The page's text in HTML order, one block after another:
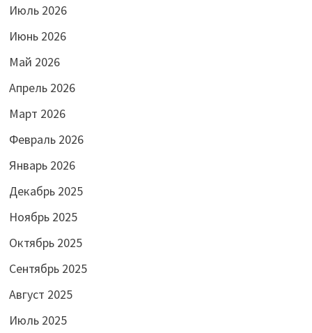
Июль 2026
Июнь 2026
Май 2026
Апрель 2026
Март 2026
Февраль 2026
Январь 2026
Декабрь 2025
Ноябрь 2025
Октябрь 2025
Сентябрь 2025
Август 2025
Июль 2025